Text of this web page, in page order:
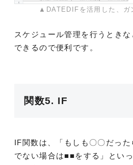
▲DATEDIFを活用した、ガ
スケジュール管理を行うとき
できるので便利です。
関数5. IF
IF関数は、「もしも〇〇だっ
でない場合は■■をする」とい